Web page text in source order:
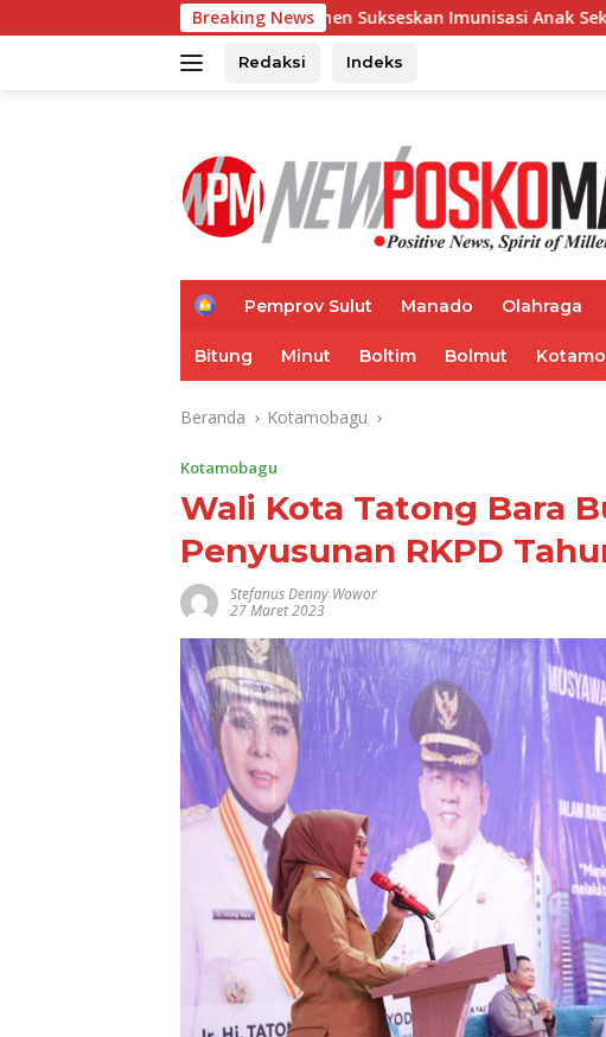
ke
Breaking News
Elemen Sukseskan Imunisasi Anak Sekolah Bupati
Redaksi Indeks
H
e
Pemprov Sulut Manado Olahraga
Bitung Minut Boltim Bolmut
Beranda Kotamobagu
Kotamobagu
Wali Kota Tatong Bara
Penyusunan RKPD
Stefanus Denny Wowor
27 Maret 2023